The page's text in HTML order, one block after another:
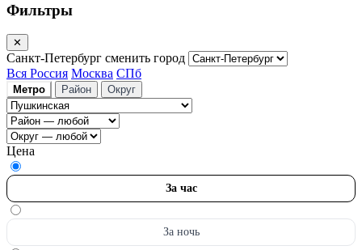
Фильтры
✕
Санкт-Петербург сменить город
Вся Россия Москва СПб
Метро Район Округ
Цена
За час
За ночь